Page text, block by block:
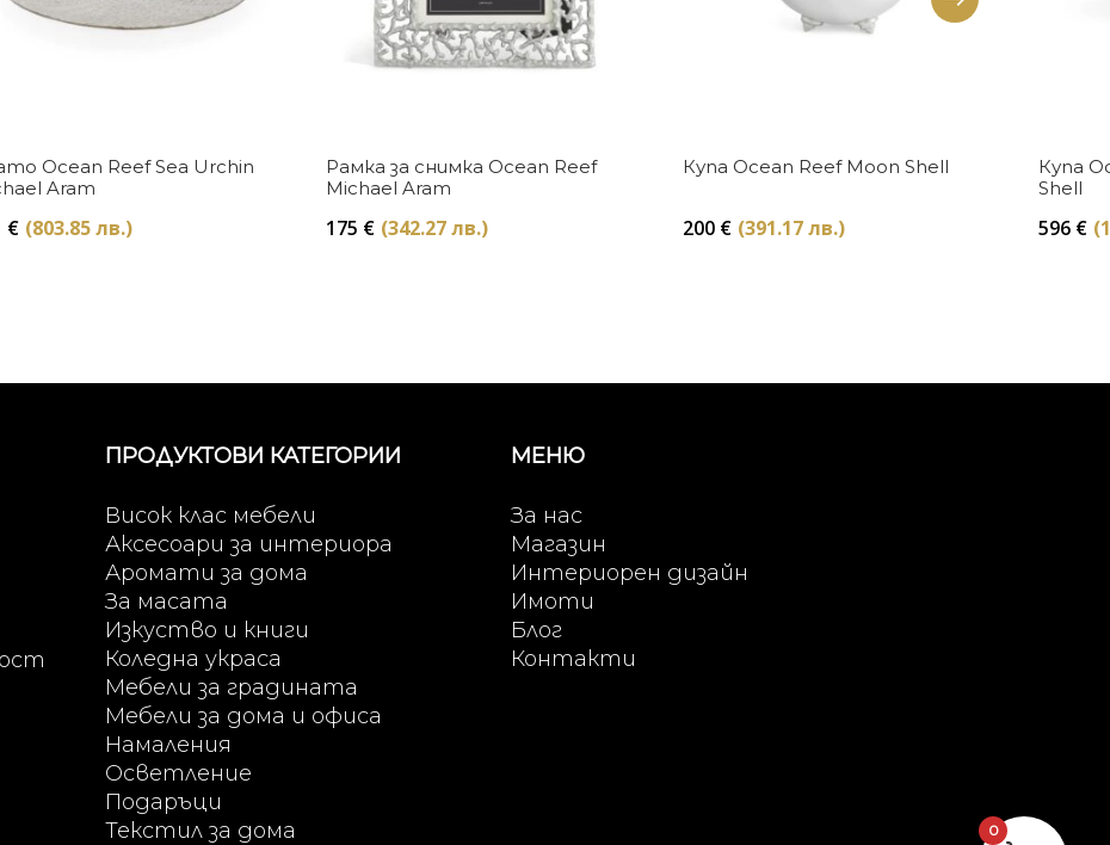
Купи
Ocean Reef Sea Urchin
Aram
€ (803.85 лв.)
Купи
Рамка за снимка Ocean Reef
Michael Aram
175 € (342.27 лв.)
Купи
Купа Ocean Reef Moon Shell
200 € (391.17 лв.)
Купа
Shell
596 €
ПРОДУКТОВИ КАТЕГОРИИ
Висок клас мебели
Аксесоари за интериора
Аромати за дома
За масата
Изкуство и книги
Коледна украса
Мебели за градината
Мебели за дома и офиса
Намаления
Осветление
Подаръци
Текстил за дома
МЕНЮ
За нас
Магазин
Интериорен дизайн
Имоти
Блог
Контакти
0